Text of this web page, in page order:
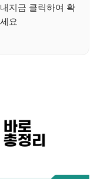
지금 클릭하여 확
요